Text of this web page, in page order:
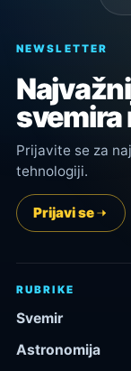
NEWSLETTER
svemira
Prijavite se za
tehnologiji.
Prijavi se
RUBRIKE
Svemir
Astronomija